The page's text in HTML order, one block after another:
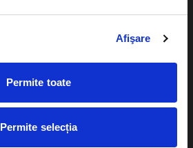
Afişare
Permite toate
Permite selecția
Cum comand bilete?
Plata online sau cash
eBilet printat acasa
Livrare prin curier